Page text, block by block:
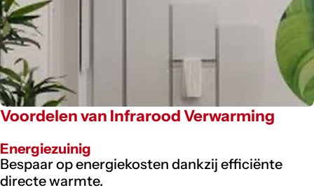
Voordelen van Infrarood Verwarming
Energiezuinig
Bespaar op energiekosten dankzij efficiënte
directe warmte.